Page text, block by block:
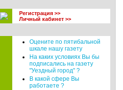
Регистрация >>
Личный кабинет >>
Оцените по пятибальной
шкале нашу газету
На каких условиях Вы бы
подписались на газету
"Уездный город" ?
В какой сфере Вы
работаете ?